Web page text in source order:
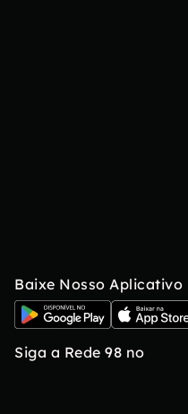
Baixe Nosso Aplicativo
Siga a Rede 98 no